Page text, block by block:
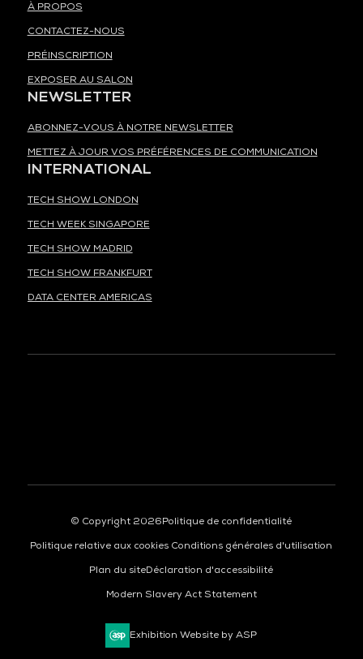
À PROPOS
CONTACTEZ-NOUS
PRÉINSCRIPTION
EXPOSER AU SALON
NEWSLETTER
ABONNEZ-VOUS À NOTRE NEWSLETTER
METTEZ À JOUR VOS PRÉFÉRENCES DE COMMUNICATION
INTERNATIONAL
TECH SHOW LONDON
TECH WEEK SINGAPORE
TECH SHOW MADRID
TECH SHOW FRANKFURT
DATA CENTER AMERICAS
© Copyright 2026Politique de confidentialité
Politique relative aux cookies Conditions générales d'utilisation
Plan du siteDéclaration d'accessibilité
Modern Slavery Act Statement
Exhibition Website by ASP